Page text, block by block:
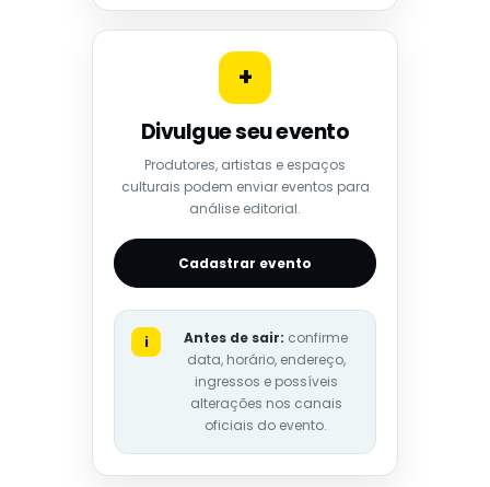
+
Divulgue seu evento
Produtores, artistas e espaços
culturais podem enviar eventos para
análise editorial.
Cadastrar evento
i Antes de sair: confirme
data, horário, endereço,
ingressos e possíveis
alterações nos canais
oficiais do evento.